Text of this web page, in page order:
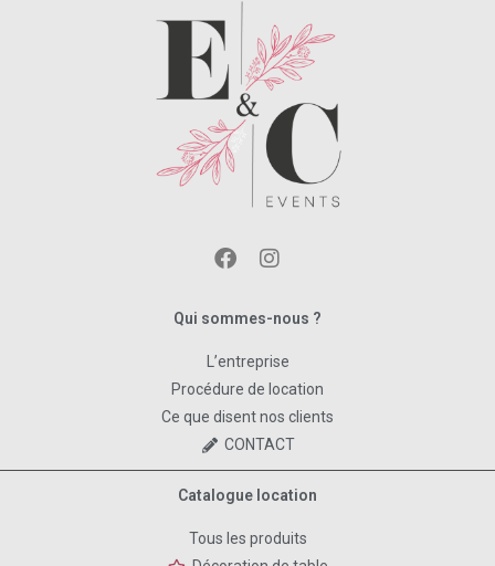
Qui sommes-nous ?
L’entreprise
Procédure de location
Ce que disent nos clients
CONTACT
Catalogue location
Tous les produits